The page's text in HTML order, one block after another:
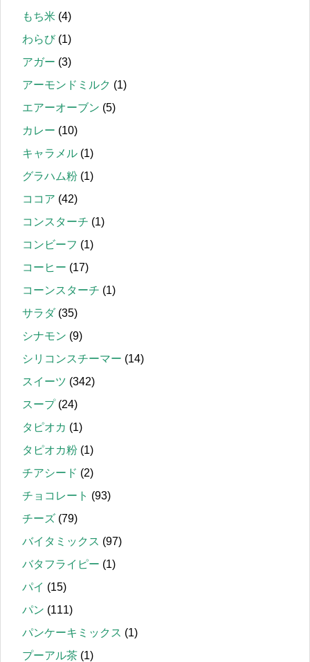
もち米 (4)
わらび(1)
アガー (3)
アーモンドミルク (1)
エアーオーブン (5)
カレー (10)
キャラメル (1)
グラハム粉 (1)
ココア (42)
コンスターチ (1)
コンビーフ (1)
コーヒー (17)
コーンスターチ (1)
サラダ(35)
シナモン (9)
シリコンスチーマー (14)
スイーツ (342)
スープ(24)
タピオカ (1)
タピオカ粉 (1)
チアシード (2)
チョコレート (93)
チーズ (79)
バイタミックス (97)
バタフライピー (1)
パイ (15)
パン (111)
パンケーキミックス (1)
プーアル茶 (1)